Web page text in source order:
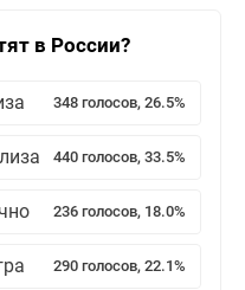
в России?
348 голосов, 26.5%
440 голосов, 33.5%
236 голосов, 18.0%
290 голосов, 22.1%